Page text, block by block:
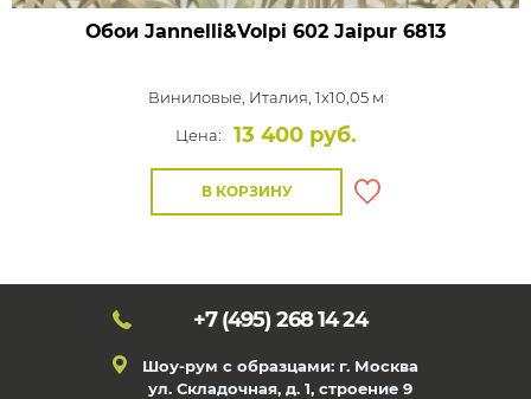
Обои Jannelli&Volpi 602 Jaipur 6813
Виниловые, Италия, 1x10,05 м
Цена:
13 400 руб.
В КОРЗИНУ
+7 (495) 268 14 24
Шоу-рум с образцами: г. Москва
ул. Складочная, д. 1, строение 9